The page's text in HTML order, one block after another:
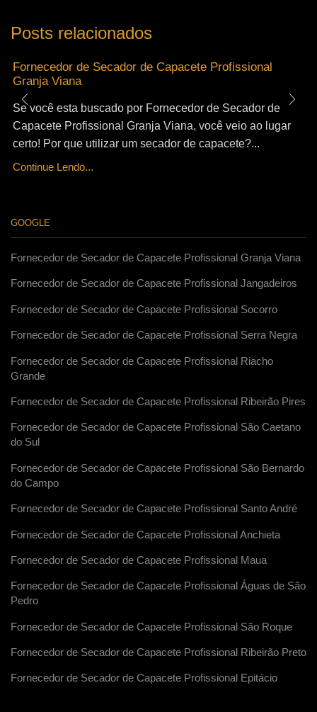
Posts relacionados
Fornecedor de Secador de Capacete Profissional
Granja Viana
Se você esta buscado por Fornecedor de Secador de
Capacete Profissional Granja Viana, você veio ao lugar
certo! Por que utilizar um secador de capacete?...
Continue Lendo...
GOOGLE
Fornecedor de Secador de Capacete Profissional Granja Viana
Fornecedor de Secador de Capacete Profissional Jangadeiros
Fornecedor de Secador de Capacete Profissional Socorro
Fornecedor de Secador de Capacete Profissional Serra Negra
Fornecedor de Secador de Capacete Profissional Riacho
Grande
Fornecedor de Secador de Capacete Profissional Ribeirão Pires
Fornecedor de Secador de Capacete Profissional São Caetano
do Sul
Fornecedor de Secador de Capacete Profissional São Bernardo
do Campo
Fornecedor de Secador de Capacete Profissional Santo André
Fornecedor de Secador de Capacete Profissional Anchieta
Fornecedor de Secador de Capacete Profissional Maua
Fornecedor de Secador de Capacete Profissional Águas de São
Pedro
Fornecedor de Secador de Capacete Profissional São Roque
Fornecedor de Secador de Capacete Profissional Ribeirão Preto
Fornecedor de Secador de Capacete Profissional Epitácio